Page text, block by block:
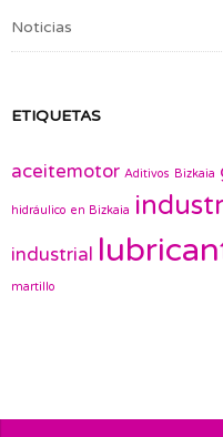
Noticias
ETIQUETAS
aceitemotor Aditivos Bizkaia
hidráulico en Bizkaia
industrial
martillo